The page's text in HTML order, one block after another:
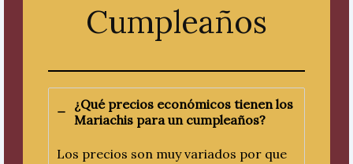
Cumpleaños
¿Qué precios económicos tienen los
Mariachis para un cumpleaños?
Los precios son muy variados por que